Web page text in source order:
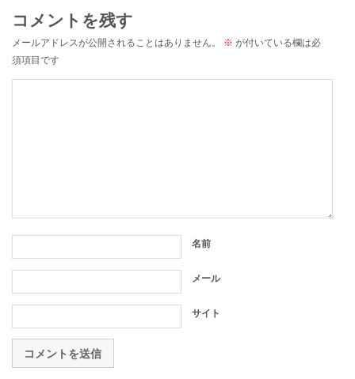
コメントを残す
メールアドレスが公開されることはありません。 ※ が付いている欄は必
須項目です
名前
メール
サイト